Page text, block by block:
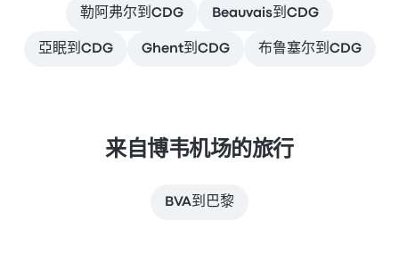
勒阿弗尔到CDG Beauvais到CDG
亞眠到CDG Ghent到CDG 布鲁塞尔到CDG
来自博韦机场的旅行
BVA到巴黎